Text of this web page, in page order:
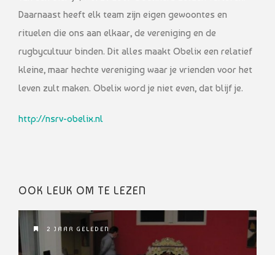
Daarnaast heeft elk team zijn eigen gewoontes en
rituelen die ons aan elkaar, de vereniging en de
rugbycultuur binden. Dit alles maakt Obelix een relatief
kleine, maar hechte vereniging waar je vrienden voor het
leven zult maken. Obelix word je niet even, dat blijf je.
http://nsrv-obelix.nl
OOK LEUK OM TE LEZEN
2 JAAR GELEDEN